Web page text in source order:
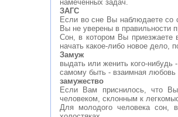
намеченных задач.
ЗАГС
Если во сне Вы наблюдаете со
Вы не уверены в правильности
Сон, в котором Вы приезжаете
начать какое-либо новое дело,
Замуж
выдать или женить кого-нибудь
самому быть - взаимная любовь
замужество
Если Вам приснилось, что
человеком, склонным к
Для молодого человека сон,